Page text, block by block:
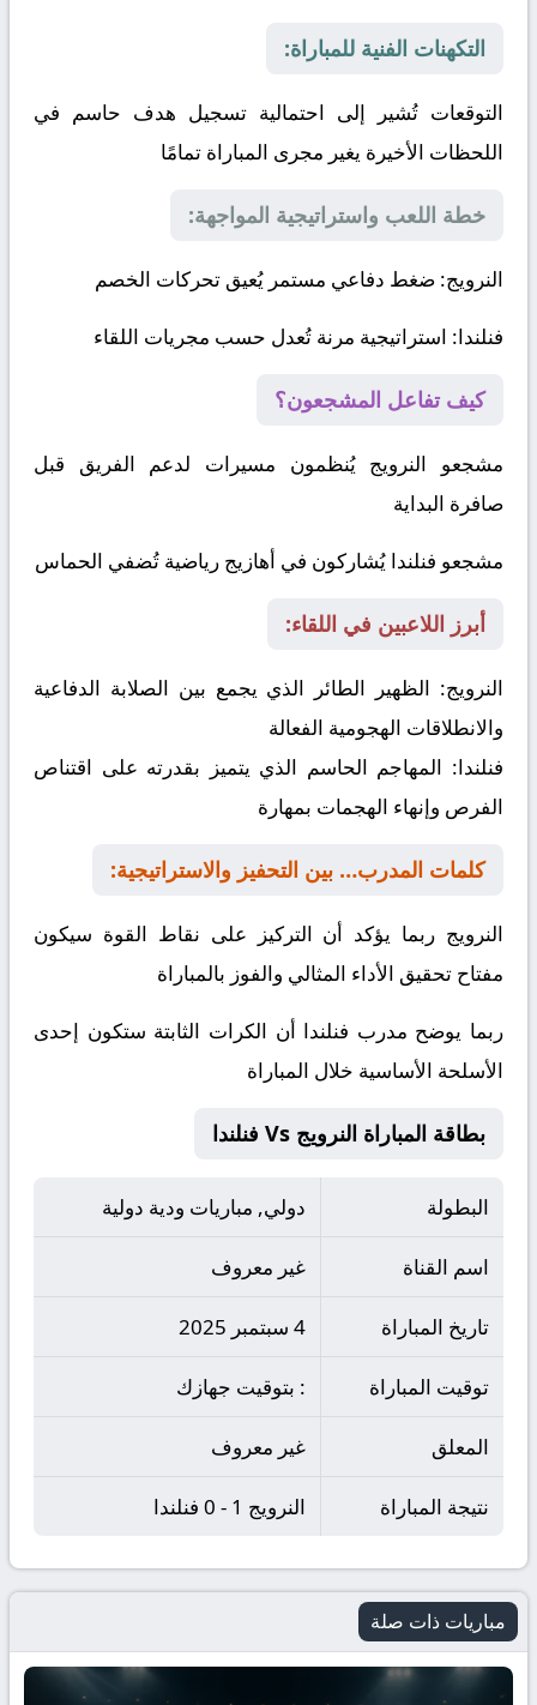
التكهنات الفنية للمباراة:
التوقعات تُشير إلى احتمالية تسجيل هدف حاسم في
اللحظات الأخيرة يغير مجرى المباراة تمامًا
خطة اللعب واستراتيجية المواجهة:
النرويج: ضغط دفاعي مستمر يُعيق تحركات الخصم
فنلندا: استراتيجية مرنة تُعدل حسب مجريات اللقاء
كيف تفاعل المشجعون؟
مشجعو النرويج يُنظمون مسيرات لدعم الفريق قبل
صافرة البداية
مشجعو فنلندا يُشاركون في أهازيج رياضية تُضفي الحماس
أبرز اللاعبين في اللقاء:
النرويج: الظهير الطائر الذي يجمع بين الصلابة الدفاعية
والانطلاقات الهجومية الفعالة
فنلندا: المهاجم الحاسم الذي يتميز بقدرته على اقتناص
الفرص وإنهاء الهجمات بمهارة
كلمات المدرب… بين التحفيز والاستراتيجية:
النرويج ربما يؤكد أن التركيز على نقاط القوة سيكون
مفتاح تحقيق الأداء المثالي والفوز بالمباراة
ربما يوضح مدرب فنلندا أن الكرات الثابتة ستكون إحدى
الأسلحة الأساسية خلال المباراة
بطاقة المباراة النرويج Vs فنلندا
البطولة دولي, مباريات ودية دولية
اسم القناة غير معروف
تاريخ المباراة 4 سبتمبر 2025
توقيت المباراة : بتوقيت جهازك
المعلق غير معروف
نتيجة المباراة النرويج 1 - 0 فنلندا
مباريات ذات صلة